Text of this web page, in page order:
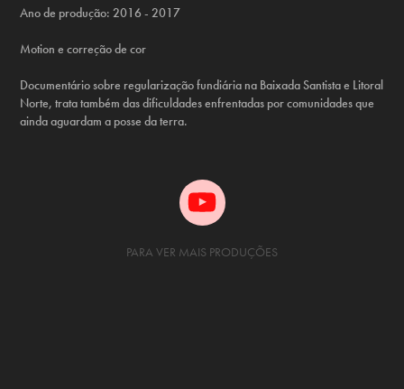
Ano de produção: 2016 - 2017
Motion e correção de cor
Documentário sobre regularização fundiária na Baixada Santista e Litoral
Norte, trata também das dificuldades enfrentadas por comunidades que
ainda aguardam a posse da terra.
PARA VER MAIS PRODUÇÕES